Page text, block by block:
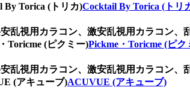
By Torica (トリカ)Cocktail By Torica (トリ
乱視用カラコン、激安乱視用カラコン
Toricme (ピクミー)Pickme・Toricme (ピク
乱視用カラコン、激安乱視用カラコン
(アキューブ)ACUVUE (アキューブ)